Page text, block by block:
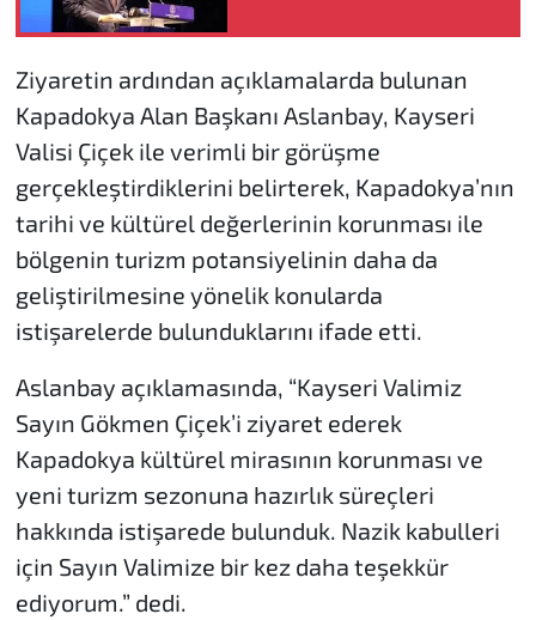
Ziyaretin ardından açıklamalarda bulunan
Kapadokya Alan Başkanı Aslanbay, Kayseri
Valisi Çiçek ile verimli bir görüşme
gerçekleştirdiklerini belirterek, Kapadokya’nın
tarihi ve kültürel değerlerinin korunması ile
bölgenin turizm potansiyelinin daha da
geliştirilmesine yönelik konularda
istişarelerde bulunduklarını ifade etti.
Aslanbay açıklamasında, “Kayseri Valimiz
Sayın Gökmen Çiçek’i ziyaret ederek
Kapadokya kültürel mirasının korunması ve
yeni turizm sezonuna hazırlık süreçleri
hakkında istişarede bulunduk. Nazik kabulleri
için Sayın Valimize bir kez daha teşekkür
ediyorum.” dedi.